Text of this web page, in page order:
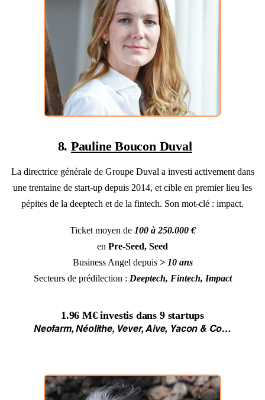
8. Pauline Boucon Duval
La directrice générale de Groupe Duval a investi activement dans
une trentaine de start-up depuis 2014, et cible en premier lieu les
pépites de la deeptech et de la fintech. Son mot-clé : impact.
Ticket moyen de 100 à 250.000 €
en Pre-Seed, Seed
Business Angel depuis > 10 ans
Secteurs de prédilection : Deeptech, Fintech, Impact
1.96 M€investis dans 9 startups
Neofarm, Néolithe, Vever, Aive, Yacon & Co…